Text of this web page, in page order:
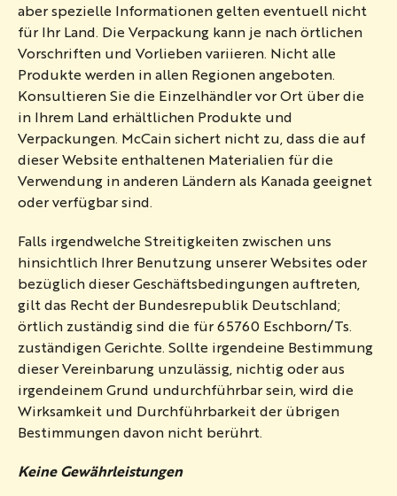
aber spezielle Informationen gelten eventuell nicht
für Ihr Land. Die Verpackung kann je nach örtlichen
Vorschriften und Vorlieben variieren. Nicht alle
Produkte werden in allen Regionen angeboten.
Konsultieren Sie die Einzelhändler vor Ort über die
in Ihrem Land erhältlichen Produkte und
Verpackungen. McCain sichert nicht zu, dass die auf
dieser Website enthaltenen Materialien für die
Verwendung in anderen Ländern als Kanada geeignet
oder verfügbar sind.
Falls irgendwelche Streitigkeiten zwischen uns
hinsichtlich Ihrer Benutzung unserer Websites oder
bezüglich dieser Geschäftsbedingungen auftreten,
gilt das Recht der Bundesrepublik Deutschland;
örtlich zuständig sind die für 65760 Eschborn/Ts.
zuständigen Gerichte. Sollte irgendeine Bestimmung
dieser Vereinbarung unzulässig, nichtig oder aus
irgendeinem Grund undurchführbar sein, wird die
Wirksamkeit und Durchführbarkeit der übrigen
Bestimmungen davon nicht berührt.
Keine Gewährleistungen